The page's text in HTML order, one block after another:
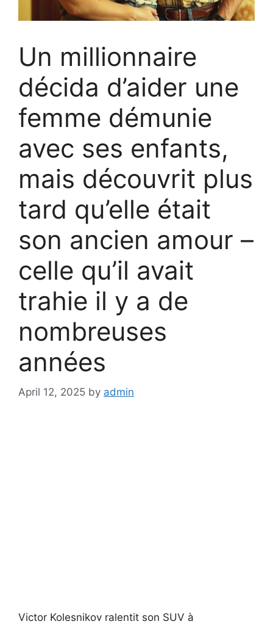
Un millionnaire
décida d’aider une
femme démunie
avec ses enfants,
mais découvrit plus
tard qu’elle était
son ancien amour –
celle qu’il avait
trahie il y a de
nombreuses
années
April 12, 2025 by admin
Victor Kolesnikov ralentit son SUV à